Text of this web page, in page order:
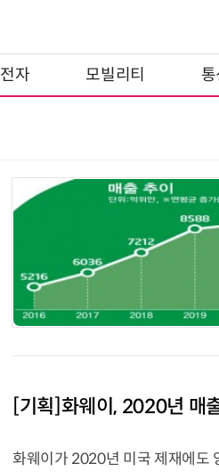
전자 모빌리티 통
[기획]화웨이, 2020년
화웨이가 2020년 미국 제재에도